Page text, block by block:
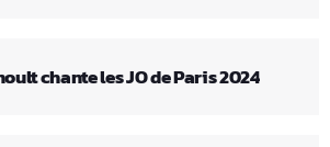
chante les JO de Paris 2024